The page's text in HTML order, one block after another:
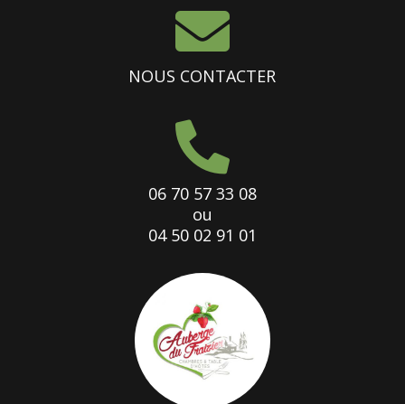

NOUS CONTACTER

06 70 57 33 08
ou
04 50 02 91 01